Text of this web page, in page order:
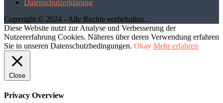
Datenschutzerklärung
Copyright © 2024 - Alle Rechte vorbehalten.
Diese Website nutzt zur Analyse und Verbesserung der
Nutzererfahrung Cookies. Näheres über deren Verwendung erfahren
Sie in unseren Datenschutzbedingungen. Okay Mehr erfahren
Close
Privacy Overview